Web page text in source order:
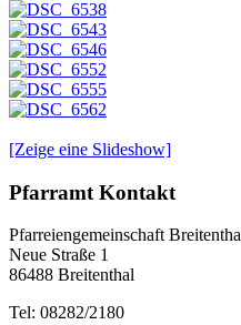
[Zeige eine Slideshow]
Pfarramt Kontakt
Pfarreiengemeinschaft
Neue Straße 1
86488 Breitenthal
Tel: 08282/2180